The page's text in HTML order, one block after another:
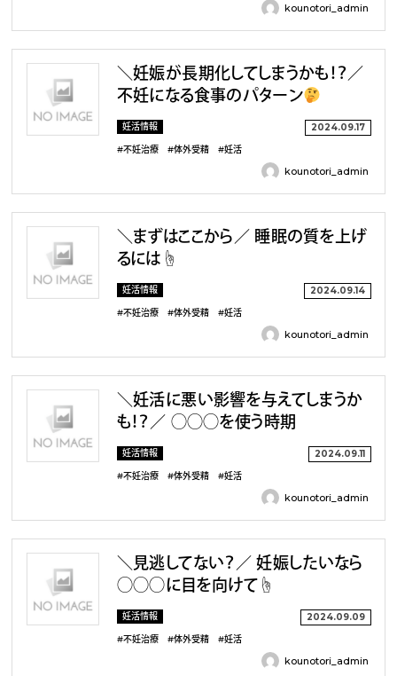
kounotori_admin
＼妊娠が長期化してしまうかも！？／
不妊になる食事のパターン
妊活情報
#不妊治療
#体外受精 #妊活
2024.09.17
kounotori_admin
＼まずはここから／ 睡眠の質を上げ
るには☝️
妊活情報
#不妊治療
#体外受精 #妊活
2024.09.14
kounotori_admin
＼妊活に悪い影響を与えてしまうか
も！？／ ◯◯◯を使う時期
妊活情報
#不妊治療
#体外受精 #妊活
2024.09.11
kounotori_admin
＼見逃してない？／ 妊娠したいなら
◯◯◯に目を向けて☝️
妊活情報
#不妊治療
#体外受精 #妊活
2024.09.09
kounotori_admin